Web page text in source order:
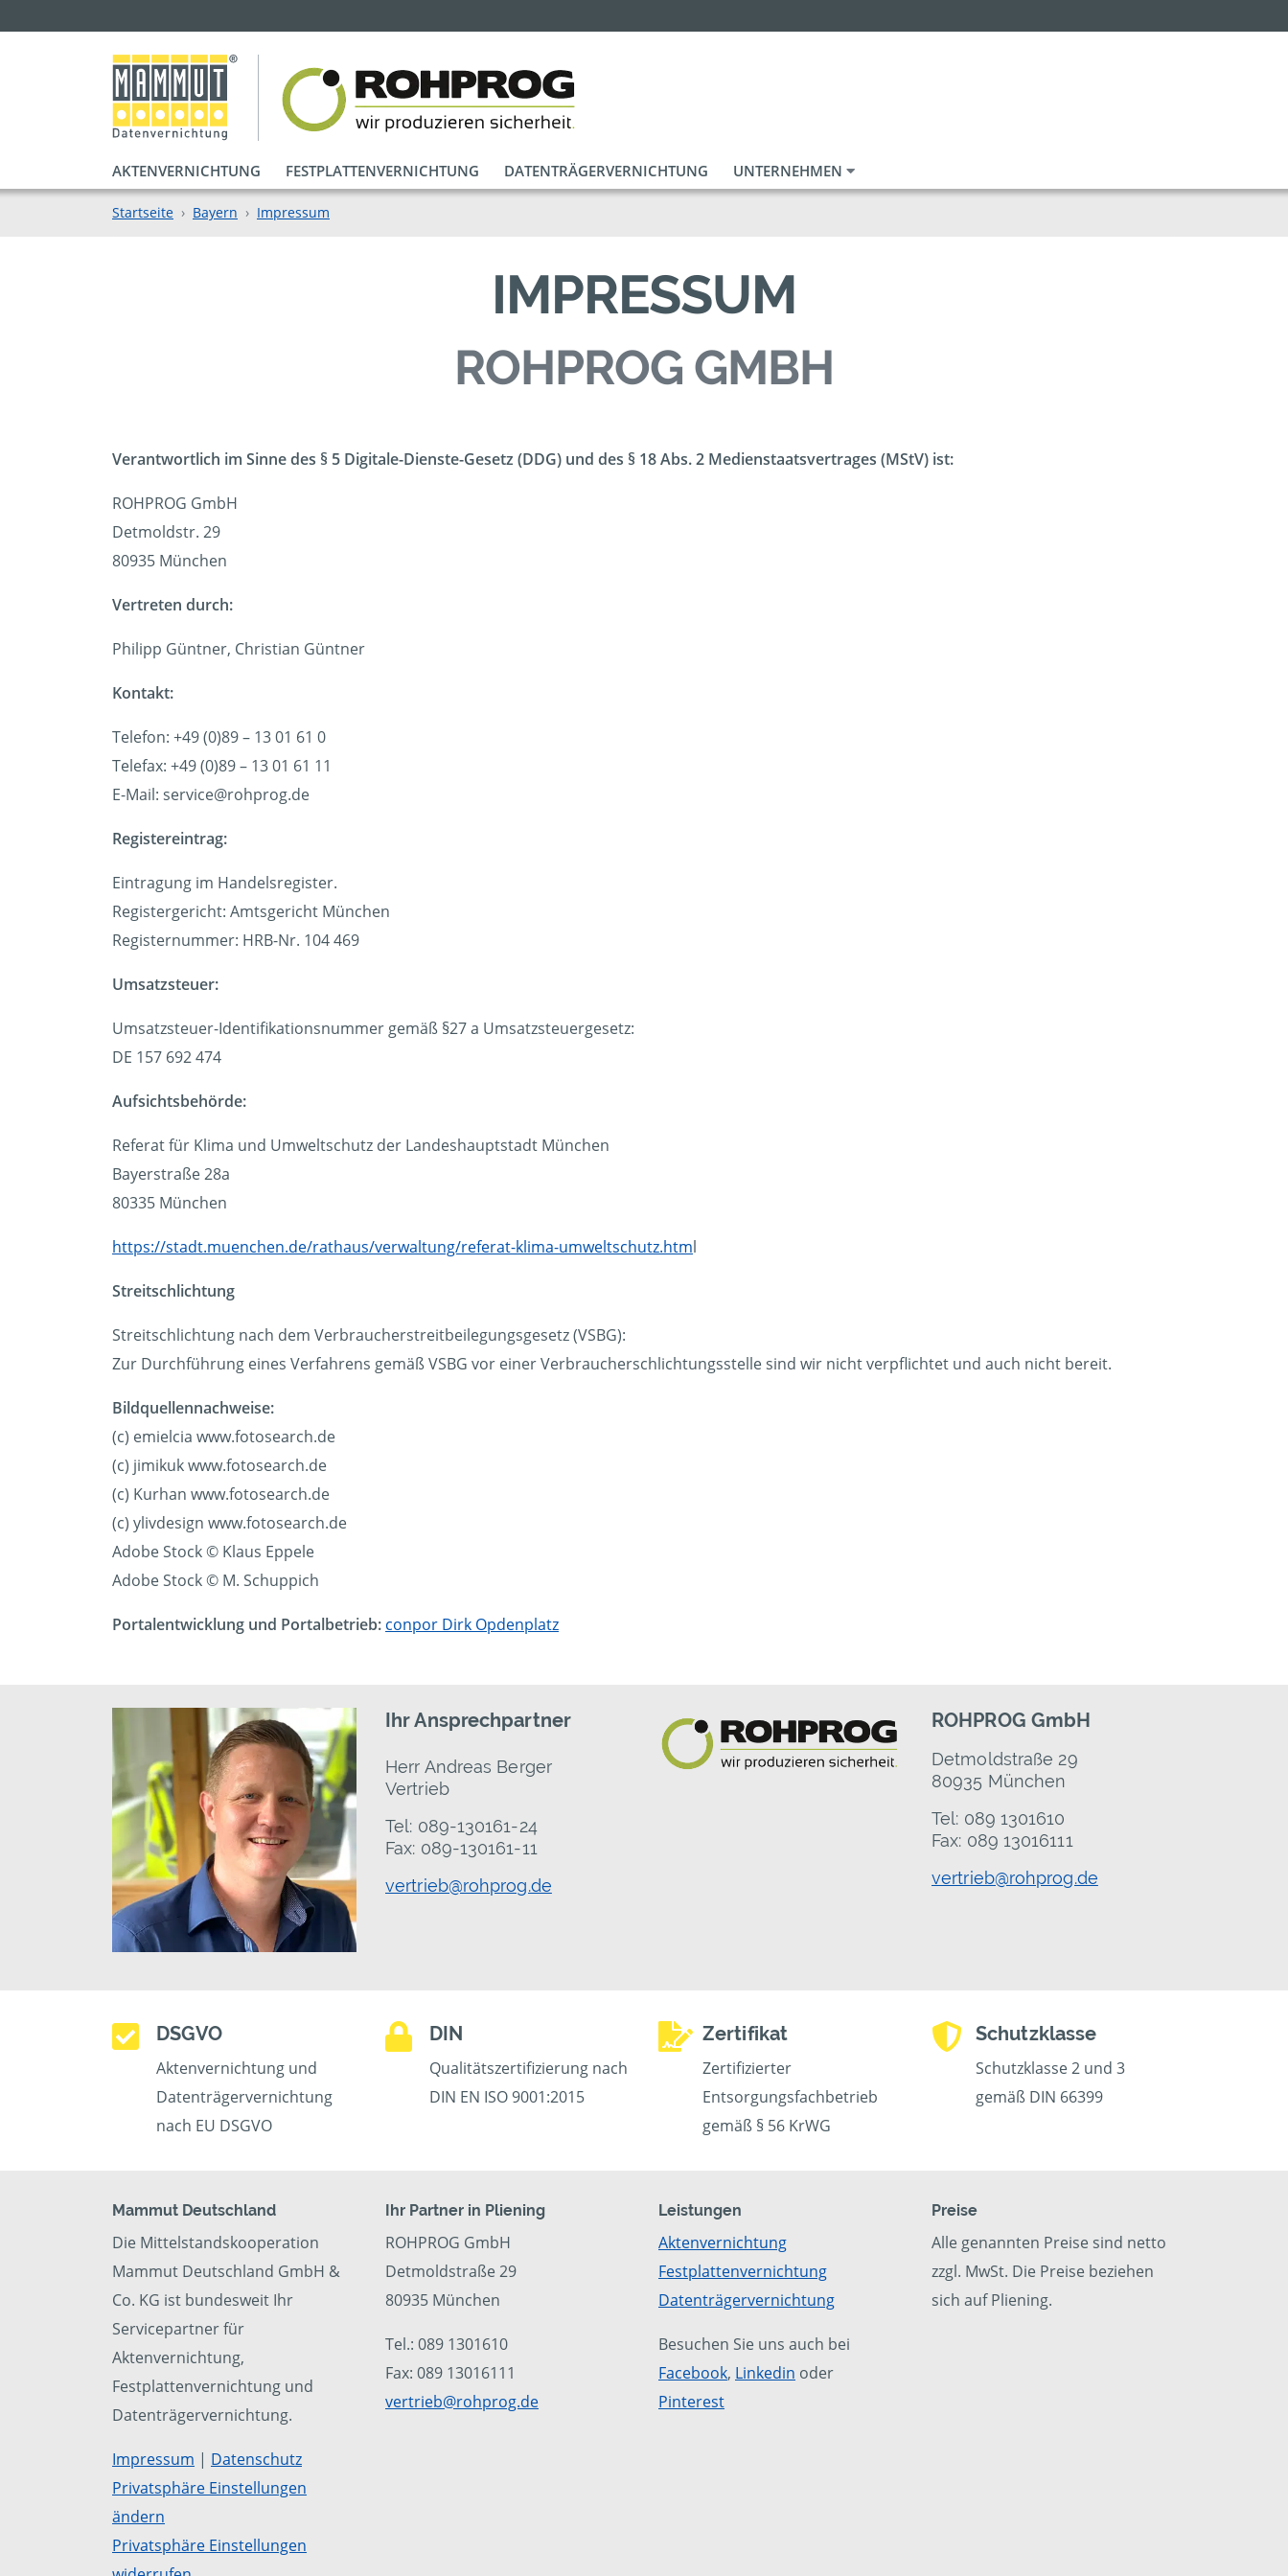
AKTENVERNICHTUNG FESTPLATTENVERNICHTUNG DATENTRÄGERVERNICHTUNG UNTERNEHMEN
Startseite Bayern Impressum
IMPRESSUM
ROHPROG GMBH
Verantwortlich im Sinne des § 5 Digitale-Dienste-Gesetz (DDG) und des § 18 Abs. 2 Medienstaatsvertrages (MStV) ist:
ROHPROG GmbH
Detmoldstr. 29
80935 München
Vertreten durch:
Philipp Güntner, Christian Güntner
Kontakt:
Telefon: +49 (0)89 – 13 01 61 0
Telefax: +49 (0)89 – 13 01 61 11
E-Mail: service@rohprog.de
Registereintrag:
Eintragung im Handelsregister.
Registergericht: Amtsgericht München
Registernummer: HRB-Nr. 104 469
Umsatzsteuer:
Umsatzsteuer-Identifikationsnummer gemäß §27 a Umsatzsteuergesetz:
DE 157 692 474
Aufsichtsbehörde:
Referat für Klima und Umweltschutz der Landeshauptstadt München
Bayerstraße 28a
80335 München
https://stadt.muenchen.de/rathaus/verwaltung/referat-klima-umweltschutz.html
Streitschlichtung
Streitschlichtung nach dem Verbraucherstreitbeilegungsgesetz (VSBG):
Zur Durchführung eines Verfahrens gemäß VSBG vor einer Verbraucherschlichtungsstelle sind wir nicht verpflichtet und auch nicht bereit.
Bildquellennachweise:
(c) emielcia www.fotosearch.de
(c) jimikuk www.fotosearch.de
(c) Kurhan www.fotosearch.de
(c) ylivdesign www.fotosearch.de
Adobe Stock © Klaus Eppele
Adobe Stock © M. Schuppich
Portalentwicklung und Portalbetrieb: conpor Dirk Opdenplatz
Ihr Ansprechpartner
Herr Andreas Berger
Vertrieb
Tel: 089-130161-24
Fax: 089-130161-11
vertrieb@rohprog.de
ROHPROG GmbH
Detmoldstraße 29
80935 München
Tel: 089 1301610
Fax: 089 13016111
vertrieb@rohprog.de
DSGVO
Aktenvernichtung und
Datenträgervernichtung
nach EU DSGVO
DIN
Qualitätszertifizierung nach
DIN EN ISO 9001:2015
Zertifikat
Zertifizierter
Entsorgungsfachbetrieb
gemäß § 56 KrWG
Schutzklasse
Schutzklasse 2 und 3
gemäß DIN 66399
Mammut Deutschland
Die Mittelstandskooperation
Mammut Deutschland GmbH &
Co. KG ist bundesweit Ihr
Servicepartner für
Aktenvernichtung,
Festplattenvernichtung und
Datenträgervernichtung.
Impressum | Datenschutz
Privatsphäre Einstellungen
ändern
Privatsphäre Einstellungen
Ihr Partner in Pliening
ROHPROG GmbH
Detmoldstraße 29
80935 München
Tel.: 089 1301610
Fax: 089 13016111
vertrieb@rohprog.de
Leistungen
Aktenvernichtung
Festplattenvernichtung
Datenträgervernichtung
Besuchen Sie uns auch bei
Facebook, Linkedin oder
Pinterest
Preise
Alle genannten Preise sind netto
zzgl. MwSt. Die Preise beziehen
sich auf Pliening.